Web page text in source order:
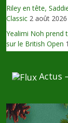
Riley en tête,
Classic 2 août 2026
Yealimi Noh prend
sur le British Open
Actus